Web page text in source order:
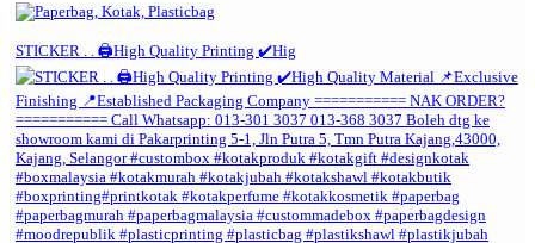
STICKER . . 🖨️High Quality Printing ✔️Hig